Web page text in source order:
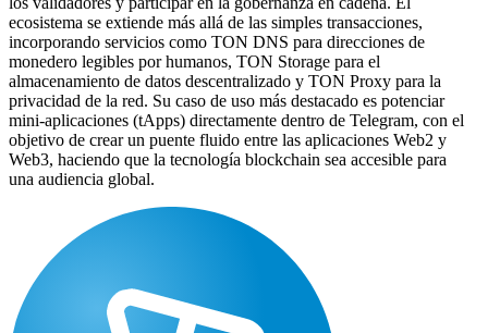
ecosistema se extiende más allá de las simples transacciones,
incorporando servicios como TON DNS para direcciones de
monedero legibles por humanos, TON Storage para el
almacenamiento de datos descentralizado y TON Proxy para la
privacidad de la red. Su caso de uso más destacado es potenciar
mini-aplicaciones (tApps) directamente dentro de Telegram, con el
objetivo de crear un puente fluido entre las aplicaciones Web2 y
Web3, haciendo que la tecnología blockchain sea accesible para
una audiencia global.